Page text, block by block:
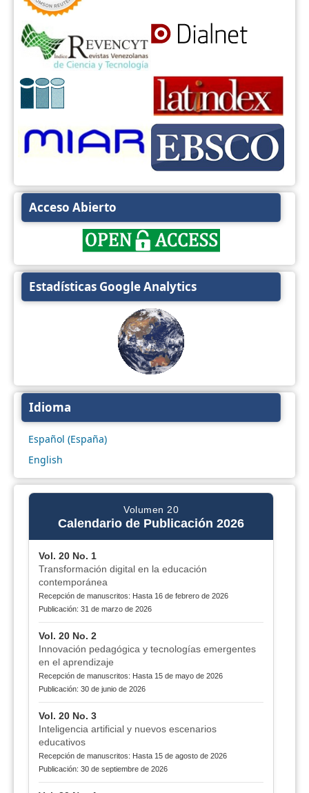
Acceso Abierto
Estadísticas Google Analytics
Idioma
Español (España)
English
Volumen 20
Calendario de Publicación 2026
Vol. 20 No. 1
Transformación digital en la educación
contemporánea
Recepción de manuscritos: Hasta 16 de febrero de 2026
Publicación: 31 de marzo de 2026
Vol. 20 No. 2
Innovación pedagógica y tecnologías emergentes
en el aprendizaje
Recepción de manuscritos: Hasta 15 de mayo de 2026
Publicación: 30 de junio de 2026
Vol. 20 No. 3
Inteligencia artificial y nuevos escenarios
educativos
Recepción de manuscritos: Hasta 15 de agosto de 2026
Publicación: 30 de septiembre de 2026